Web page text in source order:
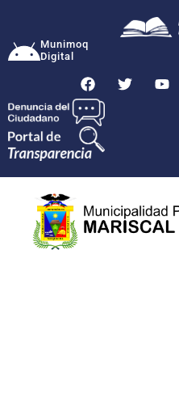
Munimoq
Digital